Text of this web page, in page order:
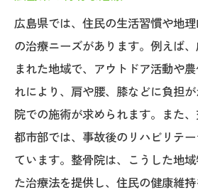
広島県では、住民の生活習慣や地
の治療ニーズがあります。例えば
まれた地域で、アウトドア活動や
れにより、肩や腰、膝などに負担
院での施術が求められます。また
都市部では、事故後のリハビリテ
ています。整骨院は、こうした地
た治療法を提供し、住民の健康維